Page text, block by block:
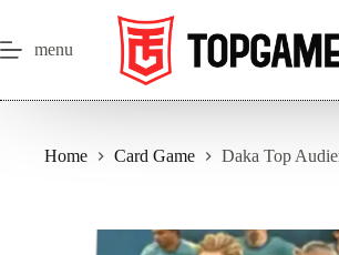
contenuto
menu
Home Card Game Daka Top